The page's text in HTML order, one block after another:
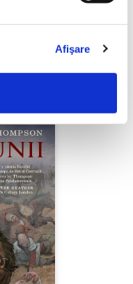
Afişare